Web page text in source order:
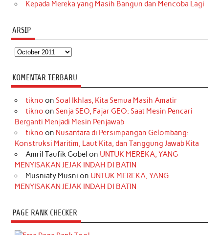
Kepada Mereka yang Masih Bangun dan Mencoba Lagi
ARSIP
Arsip
KOMENTAR TERBARU
tikno on Soal Ikhlas, Kita Semua Masih Amatir
tikno on Senja SEO, Fajar GEO: Saat Mesin Pencari
Berganti Menjadi Mesin Penjawab
tikno on Nusantara di Persimpangan Gelombang:
Konstruksi Maritim, Laut Kita, dan Tanggung Jawab Kita
Amril Taufik Gobel on UNTUK MEREKA, YANG
MENYISAKAN JEJAK INDAH DI BATIN
Musniaty Musni on UNTUK MEREKA, YANG
MENYISAKAN JEJAK INDAH DI BATIN
PAGE RANK CHECKER